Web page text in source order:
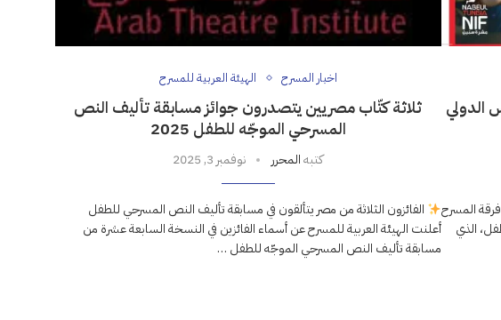
الدولي
المسرح
الذي
اخبار المسرح الهيئة العربية للمسرح
ثلاثة كتّاب مصريين يتصدرون جوائز مسابقة تأليف النص
المسرحي الموجّه للطفل 2025
كتبهالمحرر نوفمبر 3, 2025
الفائزون الثلاثة من مصر يتألقون في مسابقة تأليف النص المسرحي للطفل
أعلنت الهيئة العربية للمسرح عن أسماء الفائزين في النسخة السابعة عشرة من
مسابقة تأليف النص المسرحي الموجّه للطفل …